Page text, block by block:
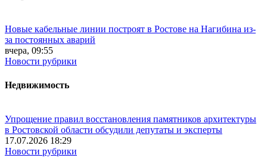
Новые кабельные линии построят в Ростове на Нагибина из-
за постоянных аварий
вчера, 09:55
Новости рубрики
Недвижимость
Упрощение правил восстановления памятников архитектуры
в Ростовской области обсудили депутаты и эксперты
17.07.2026 18:29
Новости рубрики